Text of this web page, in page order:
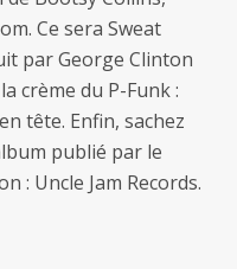
Ce sera Sweat
par George Clinton
crème du P-Funk :
tête. Enfin, sachez
publié par le
: Uncle Jam Records.